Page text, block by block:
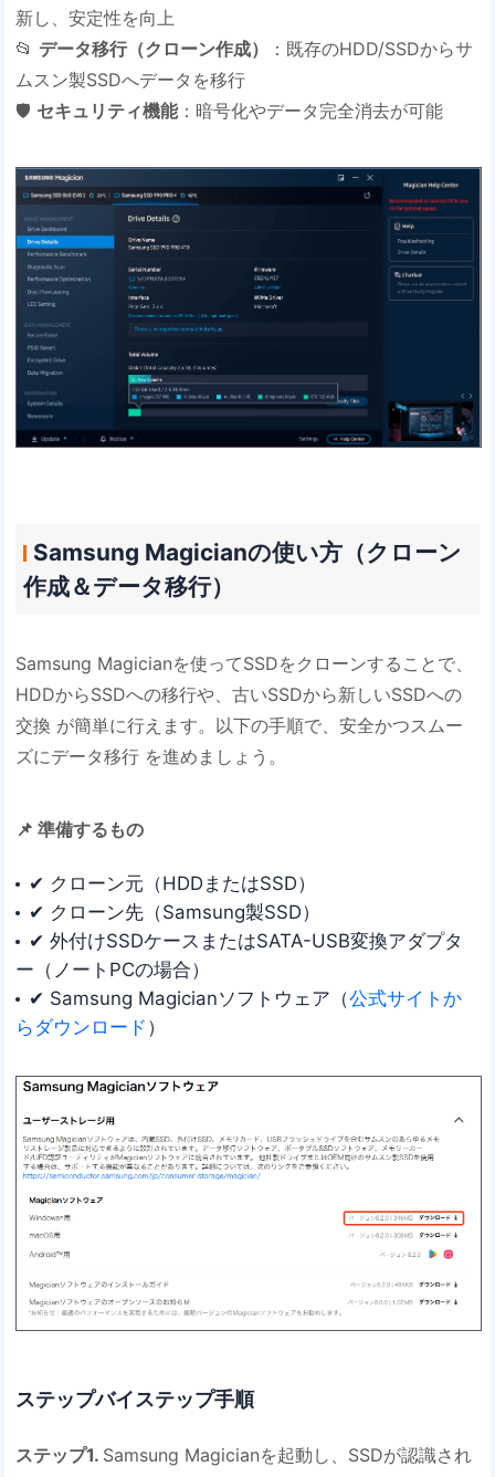
新し、安定性を向上
📂 データ移行（クローン作成）
：既存のHDD/SSDからサ
ムスン製SSDへデータを移行
🛡️ セキュリティ機能：暗号化やデータ完全消去が可能
Samsung Magicianの使い方（クローン
作成＆データ移行）
Samsung Magicianを使ってSSDをクローンすることで、
HDDからSSDへの移行や、古いSSDから新しいSSDへの
交換 が簡単に行えます。以下の手順で、安全かつスムー
ズにデータ移行 を進めましょう。
📌 準備するもの
✔ クローン元（HDDまたはSSD）
✔ クローン先（Samsung製SSD）
✔ 外付けSSDケースまたはSATA-USB変換アダプタ
ー（ノートPCの場合）
✔ Samsung Magicianソフトウェア（公式サイトか
らダウンロード ）
ステップバイステップ手順
ステップ1. Samsung Magicianを起動し、SSDが認識され